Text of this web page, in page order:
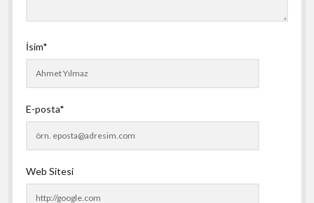
İsim*
E-posta*
Web Sitesi